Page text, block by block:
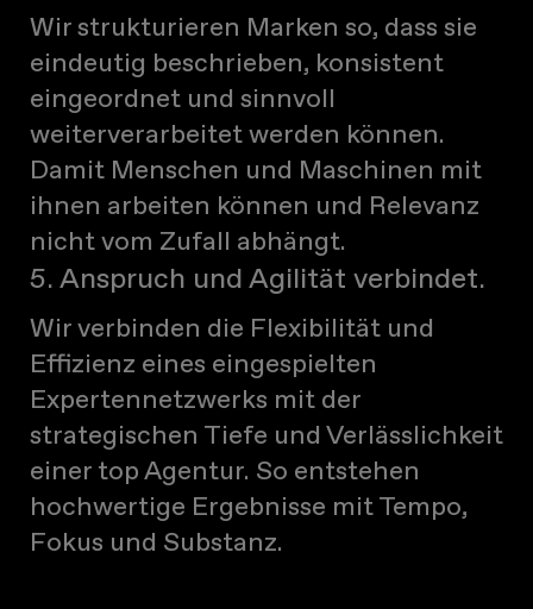
Wir strukturieren Marken so, dass sie
eindeutig beschrieben, konsistent
eingeordnet und sinnvoll
weiterverarbeitet werden können.
Damit Menschen und Maschinen mit
ihnen arbeiten können und Relevanz
nicht vom Zufall abhängt.
5. Anspruch und Agilität verbindet.
Wir verbinden die Flexibilität und
Effizienz eines eingespielten
Expertennetzwerks mit der
strategischen Tiefe und Verlässlichkeit
einer top Agentur. So entstehen
hochwertige Ergebnisse mit Tempo,
Fokus und Substanz.